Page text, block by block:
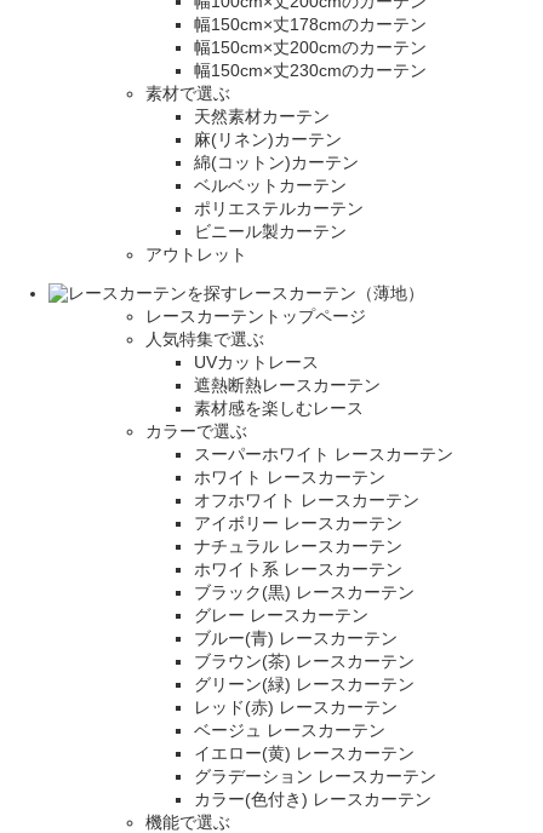
幅150cm×丈178cmのカーテン
幅150cm×丈200cmのカーテン
幅150cm×丈230cmのカーテン
素材で選ぶ
天然素材カーテン
麻(リネン)カーテン
綿(コットン)カーテン
ベルベットカーテン
ポリエステルカーテン
ビニール製カーテン
アウトレット
レースカーテン（薄地）
レースカーテントップページ
人気特集で選ぶ
UVカットレース
遮熱断熱レースカーテン
素材感を楽しむレース
カラーで選ぶ
スーパーホワイト レースカーテン
ホワイト レースカーテン
オフホワイト レースカーテン
アイボリー レースカーテン
ナチュラル レースカーテン
ホワイト系 レースカーテン
ブラック(黒) レースカーテン
グレー レースカーテン
ブルー(青) レースカーテン
ブラウン(茶) レースカーテン
グリーン(緑) レースカーテン
レッド(赤) レースカーテン
ベージュ レースカーテン
イエロー(黄) レースカーテン
グラデーション レースカーテン
カラー(色付き) レースカーテン
機能で選ぶ